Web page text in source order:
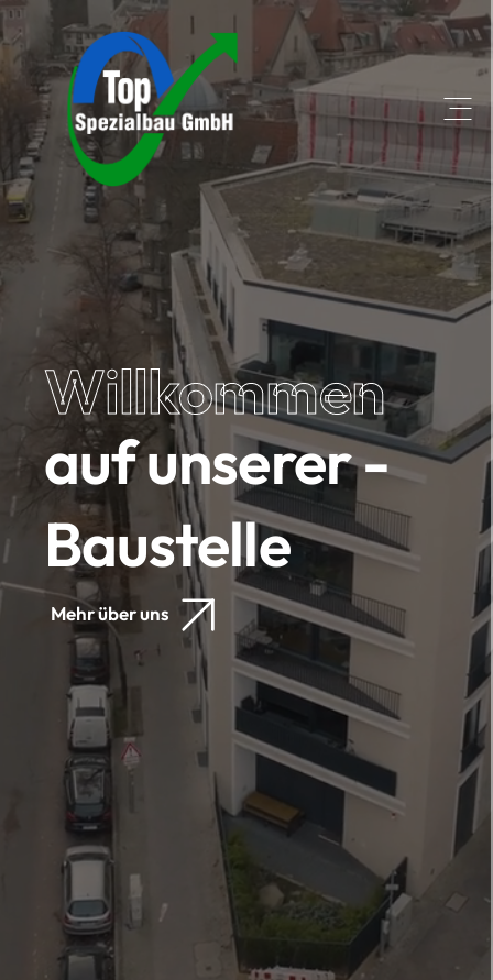
Willkommen
auf unserer ­
Baustelle
Mehr über uns